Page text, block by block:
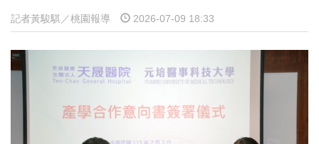
記者黃駿騏／桃園報導 2026-07-09 18:33